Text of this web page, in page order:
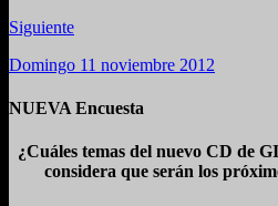
Siguiente
Domingo 11 noviembre 2012
NUEVA Encuesta
¿Cuáles temas del nuevo CD de
considera que serán los